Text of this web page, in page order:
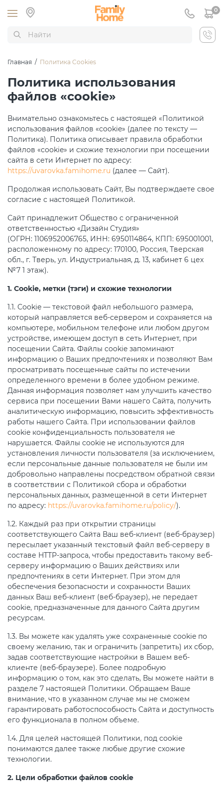
0
Главная / Политика Cookies
Политика использования
файлов «cookie»
Внимательно ознакомьтесь с настоящей «Политикой
использования файлов «cookie» (далее по тексту —
Политика). Политика описывает правила обработки
файлов «cookie» и схожие технологии при посещении
сайта в сети Интернет по адресу:
https://uvarovka.famihome.ru (далее — Сайт).
Продолжая использовать Сайт, Вы подтверждаете свое
согласие с настоящей Политикой.
Сайт принадлежит Общество с ограниченной
ответственностью «Дизайн Студия»
(ОГРН: 1106952006765, ИНН: 6950114864, КПП: 695001001,
расположенному по адресу: 170100, Россия, Тверская
обл., г. Тверь, ул. Индустриальная, д. 13, кабинет 6 цех
№7 1 этаж).
1. Cookie, метки (тэги) и схожие технологии
1.1. Cookie — текстовой файл небольшого размера,
который направляется веб-сервером и сохраняется на
компьютере, мобильном телефоне или любом другом
устройстве, имеющем доступ в сеть Интернет, при
посещении Сайта. Файлы cookie запоминают
информацию о Ваших предпочтениях и позволяют Вам
просматривать посещенные сайты по истечении
определенного времени в более удобном режиме.
Данная информация позволяет нам улучшить качество
сервиса при посещении Вами нашего Сайта, получить
аналитическую информацию, повысить эффективность
работы нашего Сайта. При использовании файлов
cookie конфиденциальность пользователя не
нарушается. Файлы cookie не используются для
установления личности пользователя (за исключением,
если персональные данные пользователя не были им
добровольно направлены посредством обратной связи
в соответствии с Политикой сбора и обработки
персональных данных, размещенной в сети Интернет
по адресу: https://uvarovka.famihome.ru/policy/).
1.2. Каждый раз при открытии страницы
соответствующего Сайта Ваш веб-клиент (веб-браузер)
пересылает указанный текстовый файл веб-серверу в
составе HTTP-запроса, чтобы предоставить такому веб-
серверу информацию о Ваших действиях или
предпочтениях в сети Интернет. При этом для
обеспечения безопасности и сохранности Ваших
данных Ваш веб-клиент (веб-браузер), не передает
cookie, предназначенные для данного Сайта другим
ресурсам.
1.3. Вы можете как удалять уже сохраненные cookie по
своему желанию, так и ограничить (запретить) их сбор,
задав соответствующие настройки в Вашем веб-
клиенте (веб-браузере). Более подробную
информацию о том, как это сделать, Вы можете найти в
разделе 7 настоящей Политики. Обращаем Ваше
внимание, что в указанном случае мы не сможем
гарантировать работоспособность Сайта и доступность
его функционала в полном объеме.
1.4. Для целей настоящей Политики, под cookie
понимаются далее также любые другие схожие
технологии.
2. Цели обработки файлов cookie